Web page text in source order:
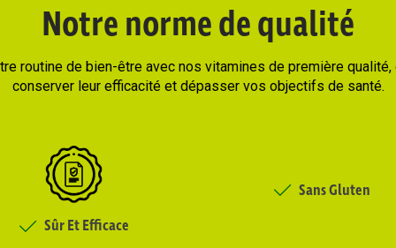
Notre norme de qualité
routine de bien-être avec nos vitamines de première qualité,
conserver leur efficacité et dépasser vos objectifs de santé.
Sûr Et Efficace
Sans Gluten